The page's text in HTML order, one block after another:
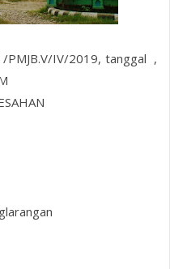
IV/2019, tanggal ,